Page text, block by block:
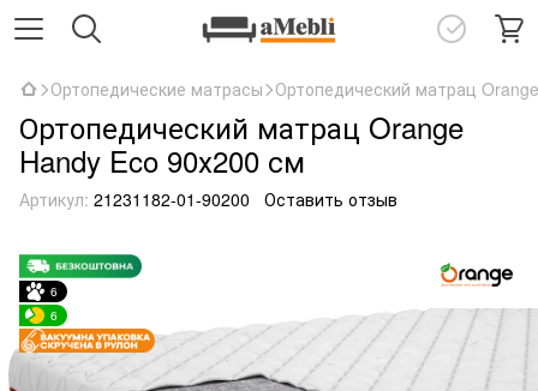
Ортопедические матрасы Ортопедический матрац
Ортопедический матрац Orange
Handy Eco 90х200 см
Артикул: 21231182-01-90200 Оставить отзыв
6
6